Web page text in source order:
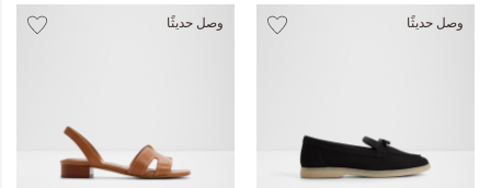
وصل حديثًا وصل حديثًا